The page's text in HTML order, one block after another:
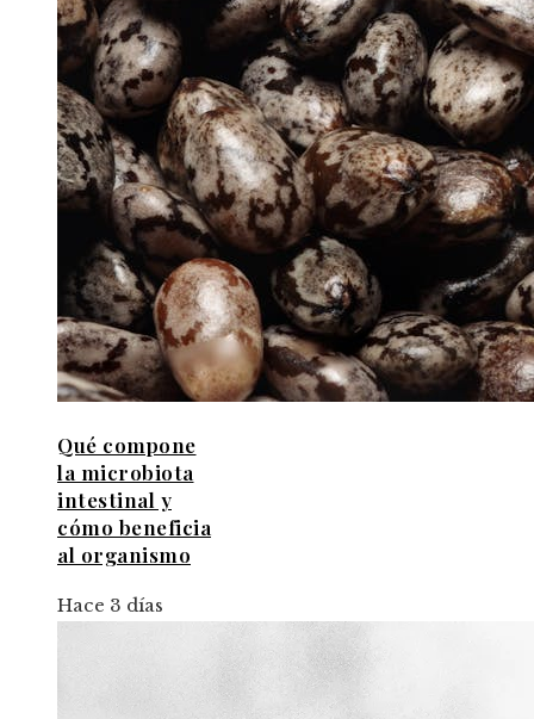
Qué compone
la microbiota
intestinal y
cómo beneficia
al organismo
Hace 3 días